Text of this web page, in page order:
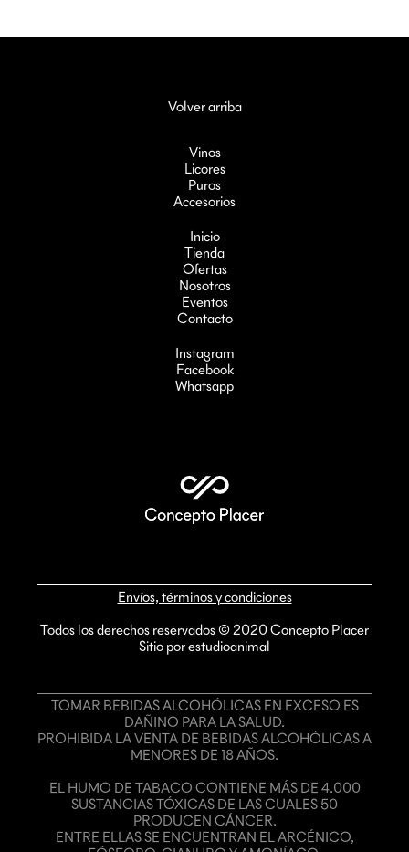
Volver arriba
Vinos
Licores
Puros
Accesorios
Inicio
Tienda
Ofertas
Nosotros
Eventos
Contacto
Instagram
Facebook
Whatsapp
Envíos, términos y condiciones
Todos los derechos reservados © 2020 Concepto Placer
Sitio por estudioanimal
TOMAR BEBIDAS ALCOHÓLICAS EN EXCESO ES
DAÑINO PARA LA SALUD.
PROHIBIDA LA VENTA DE BEBIDAS ALCOHÓLICAS A
MENORES DE 18 AÑOS.
EL HUMO DE TABACO CONTIENE MÁS DE 4.000
SUSTANCIAS TÓXICAS DE LAS CUALES 50
PRODUCEN CÁNCER.
ENTRE ELLAS SE ENCUENTRAN EL ARCÉNICO,